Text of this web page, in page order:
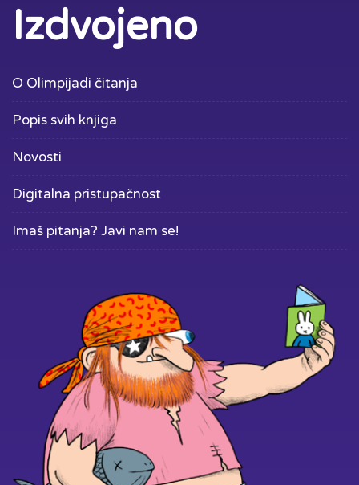
Izdvojeno
O Olimpijadi čitanja
Popis svih knjiga
Novosti
Digitalna pristupačnost
Imaš pitanja? Javi nam se!